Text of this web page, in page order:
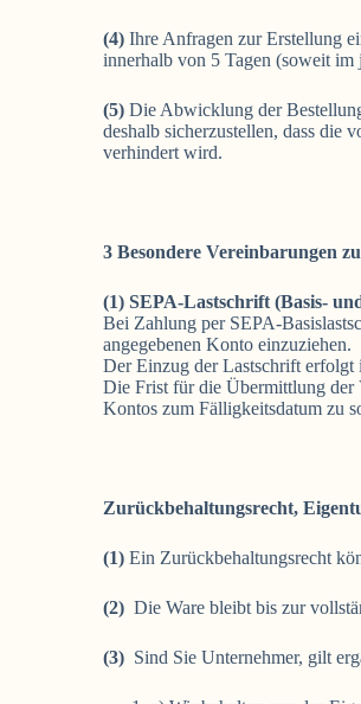
(4) Ihre Anfragen zur Erstellung
innerhalb von 5 Tagen (soweit im
(5) Die Abwicklung der
deshalb sicherzustellen, dass die
verhindert wird.
3 Besondere Vereinbarungen
(1) SEPA-Lastschrift (Basis-
Bei Zahlung per SEPA-
angegebenen Konto einzuziehen.
Der Einzug der Lastschrift erfolgt
Die Frist für die Übermittlung der
Kontos zum Fälligkeitsdatum zu
Zurückbehaltungsrecht,
(1) Ein Zurückbehaltungsrecht
(2) Die Ware bleibt bis zur
(3) Sind Sie Unternehmer, gilt